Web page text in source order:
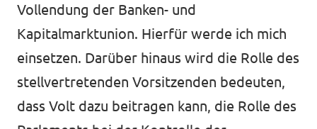
Vollendung der Banken- und
Kapitalmarktunion. Hierfür werde ich mich
einsetzen. Darüber hinaus wird die Rolle des
stellvertretenden Vorsitzenden bedeuten,
dass Volt dazu beitragen kann, die Rolle des